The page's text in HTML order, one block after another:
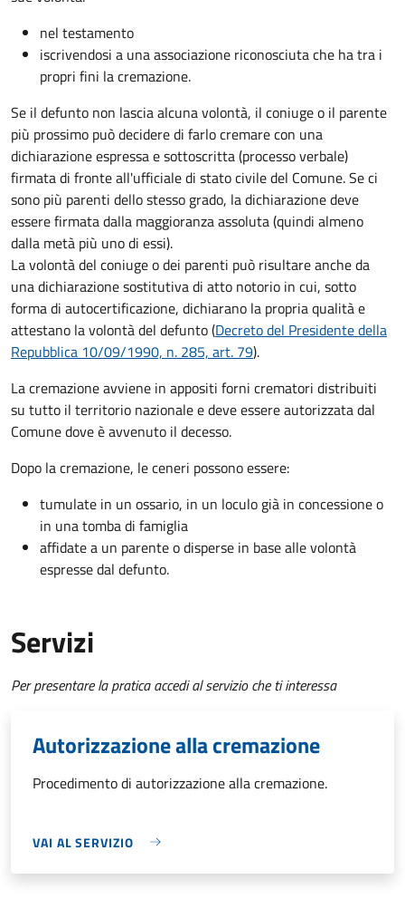
nel testamento
iscrivendosi a una associazione riconosciuta che ha tra i
propri fini la cremazione.
Se il defunto non lascia alcuna volontà, il coniuge o il parente
più prossimo può decidere di farlo cremare con una
dichiarazione espressa e sottoscritta (processo verbale)
firmata di fronte all'ufficiale di stato civile del Comune. Se ci
sono più parenti dello stesso grado, la dichiarazione deve
essere firmata dalla maggioranza assoluta (quindi almeno
dalla metà più uno di essi).
La volontà del coniuge o dei parenti può risultare anche da
una dichiarazione sostitutiva di atto notorio in cui, sotto
forma di autocertificazione, dichiarano la propria qualità e
attestano la volontà del defunto (Decreto del Presidente della
Repubblica 10/09/1990, n. 285, art. 79).
La cremazione avviene in appositi forni crematori distribuiti
su tutto il territorio nazionale e deve essere autorizzata dal
Comune dove è avvenuto il decesso.
Dopo la cremazione, le ceneri possono essere:
tumulate in un ossario, in un loculo già in concessione o
in una tomba di famiglia
affidate a un parente o disperse in base alle volontà
espresse dal defunto.
Servizi
Per presentare la pratica accedi al servizio che ti interessa
Autorizzazione alla cremazione
Procedimento di autorizzazione alla cremazione.
VAI AL SERVIZIO